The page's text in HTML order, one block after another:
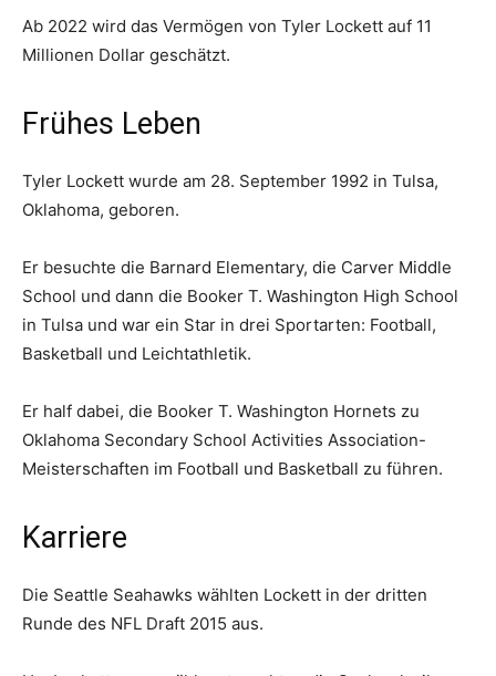
Ab 2022 wird das Vermögen von Tyler Lockett auf 11
Millionen Dollar geschätzt.
Frühes Leben
Tyler Lockett wurde am 28. September 1992 in Tulsa,
Oklahoma, geboren.
Er besuchte die Barnard Elementary, die Carver Middle
School und dann die Booker T. Washington High School
in Tulsa und war ein Star in drei Sportarten: Football,
Basketball und Leichtathletik.
Er half dabei, die Booker T. Washington Hornets zu
Oklahoma Secondary School Activities Association-
Meisterschaften im Football und Basketball zu führen.
Karriere
Die Seattle Seahawks wählten Lockett in der dritten
Runde des NFL Draft 2015 aus.